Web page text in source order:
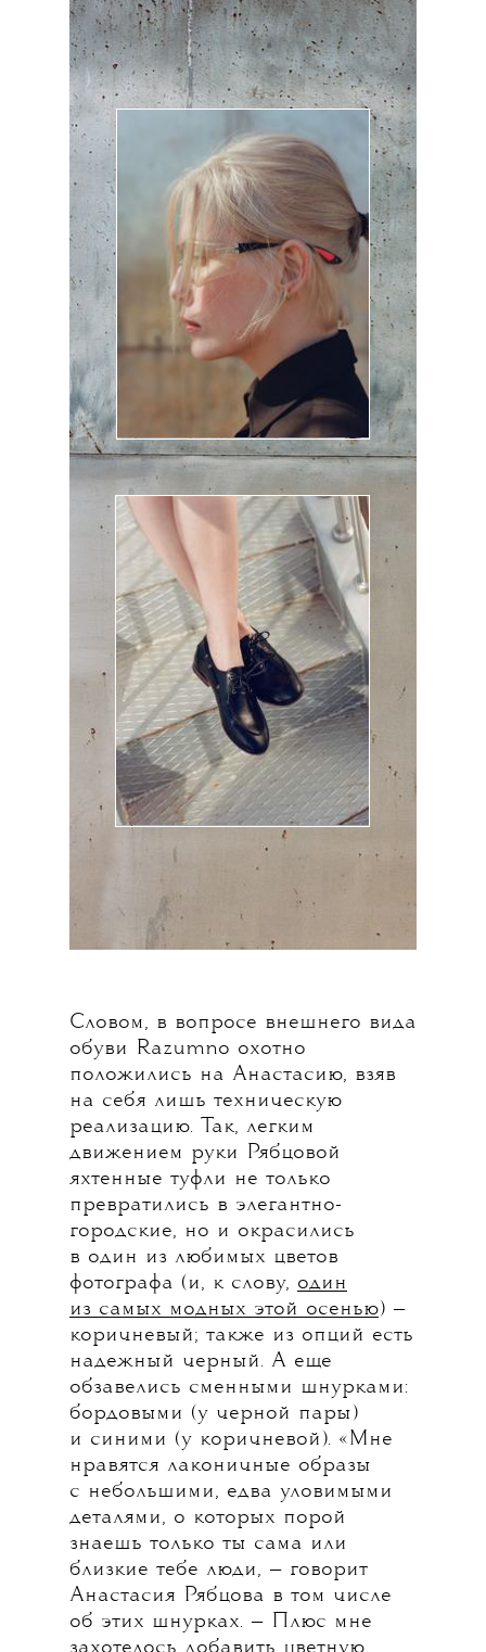
Словом, в вопросе внешнего вида
обуви Razumno охотно
положились на Анастасию, взяв
на себя лишь техническую
реализацию. Так, легким
движением руки Рябцовой
яхтенные туфли не только
превратились в элегантно-
городские, но и окрасились
в один из любимых цветов
фотографа (и, к слову, один
из самых модных этой осенью) —
коричневый; также из опций есть
надежный черный. А еще
обзавелись сменными шнурками:
бордовыми (у черной пары)
и синими (у коричневой). «Мне
нравятся лаконичные образы
с небольшими, едва уловимыми
деталями, о которых порой
знаешь только ты сама или
близкие тебе люди, — говорит
Анастасия Рябцова в том числе
об этих шнурках. — Плюс мне